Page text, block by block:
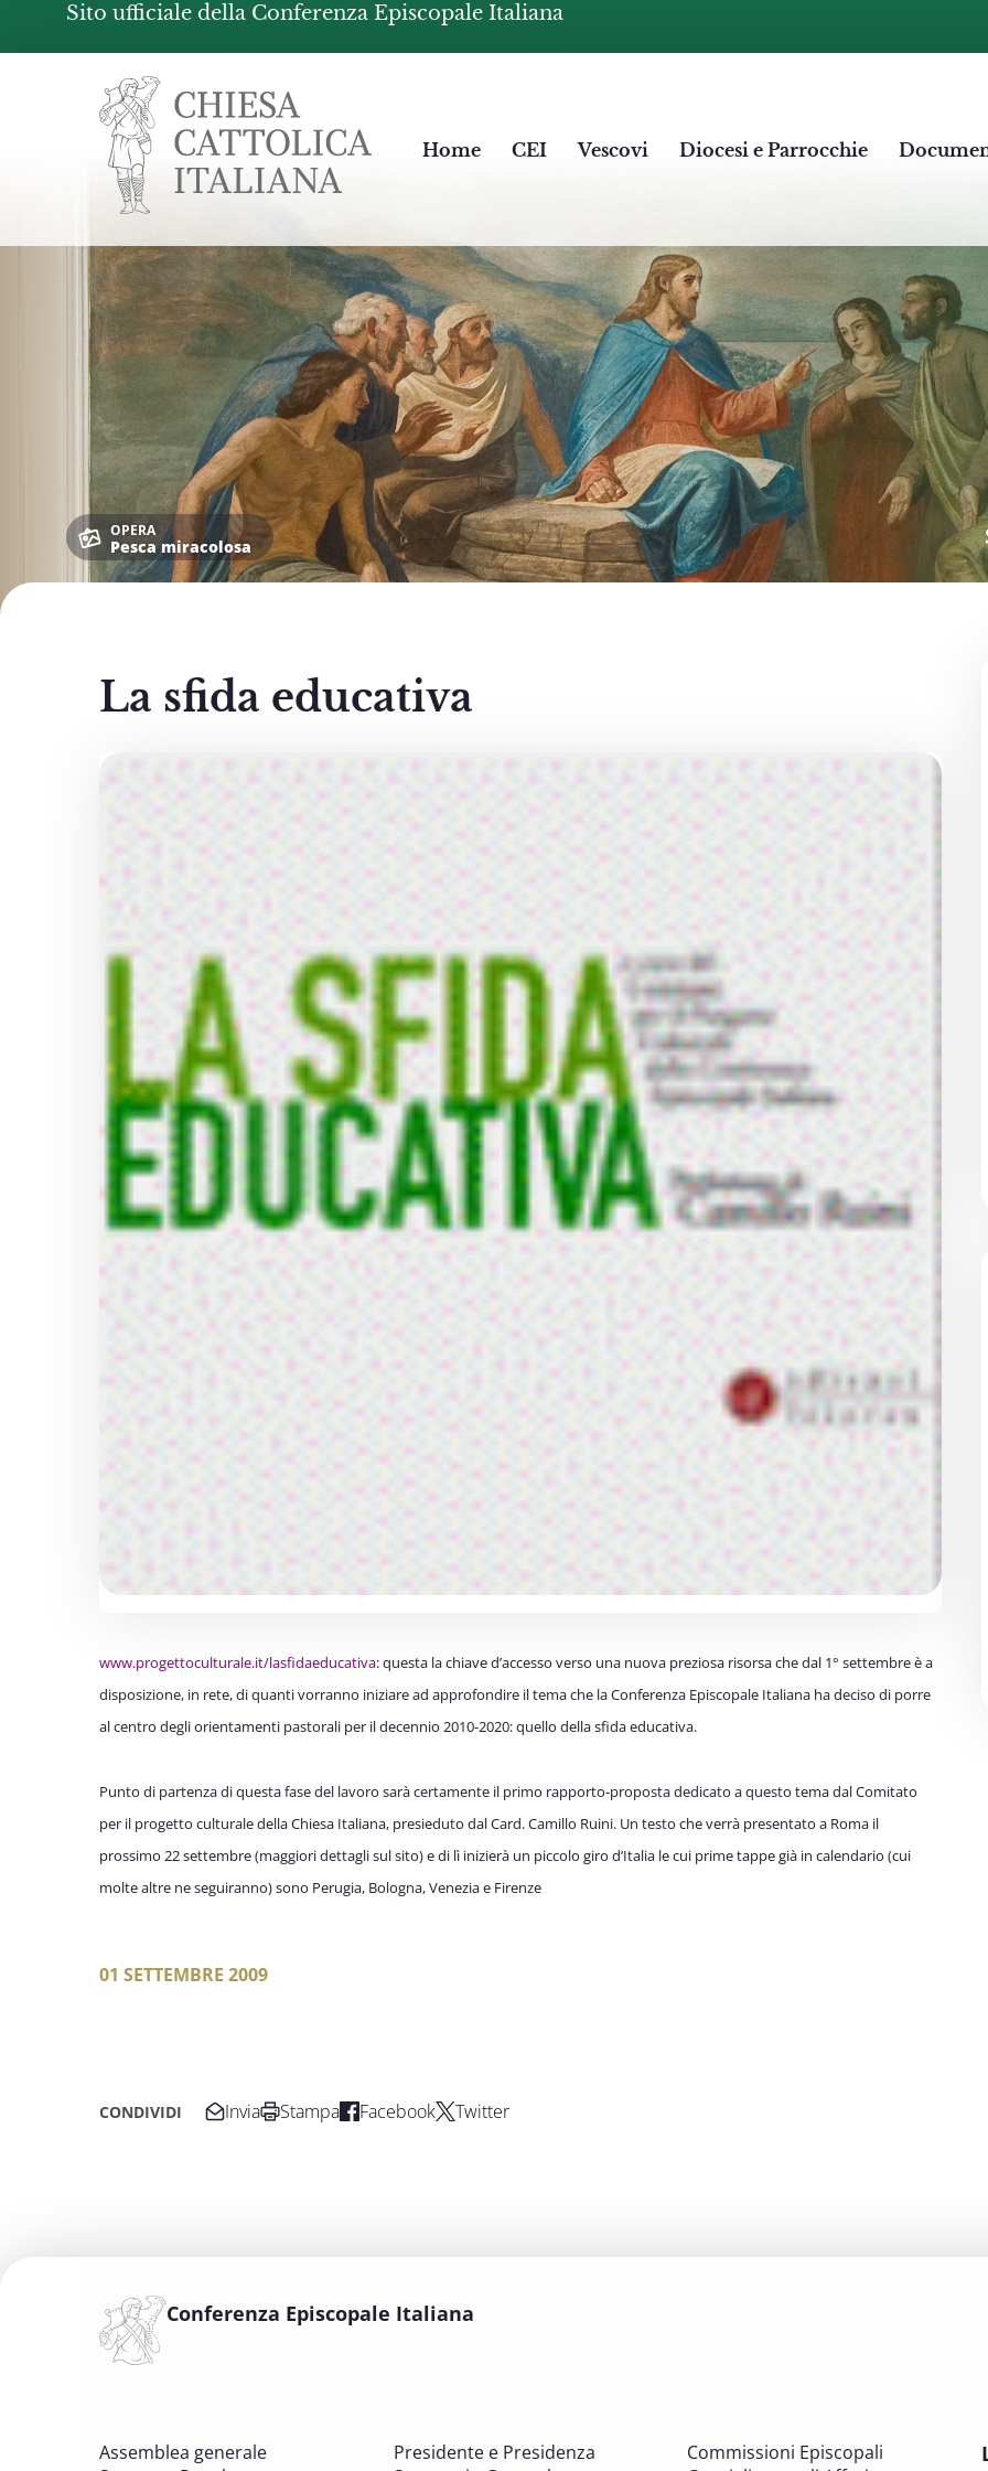
Sito ufficiale della Conferenza Episcopale Italiana
Chiesacattolica.it
Home CEI Vescovi Diocesi e Parrocchie
OPERA
Pesca miracolosa
La sfida educativa
www.progettoculturale.it/lasfidaeducativa: questa la chiave d’accesso verso una nuova preziosa risorsa che dal 1° settembre è a
disposizione, in rete, di quanti vorranno iniziare ad approfondire il tema che la Conferenza Episcopale Italiana ha deciso di porre
al centro degli orientamenti pastorali per il decennio 2010-2020: quello della sfida educativa.
Punto di partenza di questa fase del lavoro sarà certamente il primo rapporto-proposta dedicato a questo tema dal Comitato
per il progetto culturale della Chiesa Italiana, presieduto dal Card. Camillo Ruini. Un testo che verrà presentato a Roma il
prossimo 22 settembre (maggiori dettagli sul sito) e di lì inizierà un piccolo giro d’Italia le cui prime tappe già in calendario (cui
molte altre ne seguiranno) sono Perugia, Bologna, Venezia e Firenze
01 SETTEMBRE 2009
CONDIVIDI Invia Stampa Facebook Twitter
Conferenza Episcopale Italiana
Assemblea generale
Presidente e Presidenza
Commissioni Episcopali